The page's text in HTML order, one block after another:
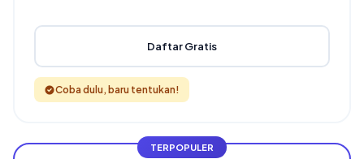
Daftar Gratis
Coba dulu, baru tentukan!